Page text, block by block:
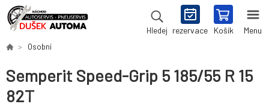
Hledej rezervace Košík Menu
Osobní
Semperit Speed-Grip 5 185/55 R 15
82T